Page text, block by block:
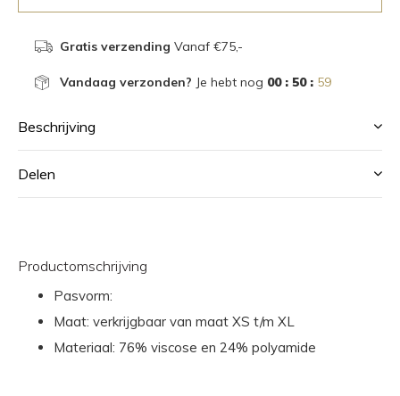
Gratis verzending Vanaf €75,-
Vandaag verzonden? Je hebt nog 00 : 50 : 59
Beschrijving
Delen
Productomschrijving
Pasvorm:
Maat: verkrijgbaar van maat XS t/m XL
Materiaal: 76% viscose en 24% polyamide